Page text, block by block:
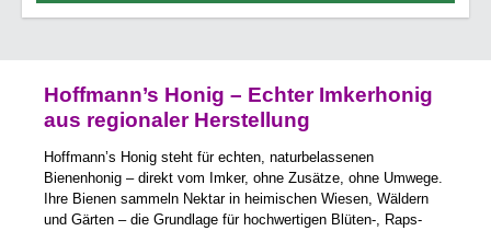
Hoffmann’s Honig – Echter Imkerhonig
aus regionaler Herstellung
Hoffmann’s Honig steht für echten, naturbelassenen
Bienenhonig – direkt vom Imker, ohne Zusätze, ohne Umwege.
Ihre Bienen sammeln Nektar in heimischen Wiesen, Wäldern
und Gärten – die Grundlage für hochwertigen Blüten-, Raps-